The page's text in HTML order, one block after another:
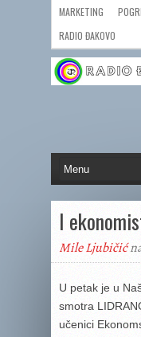
MARKETING
RADIO ĐAKOVO
I
Mile Ljubičić
U petak je u
smotra
učenici